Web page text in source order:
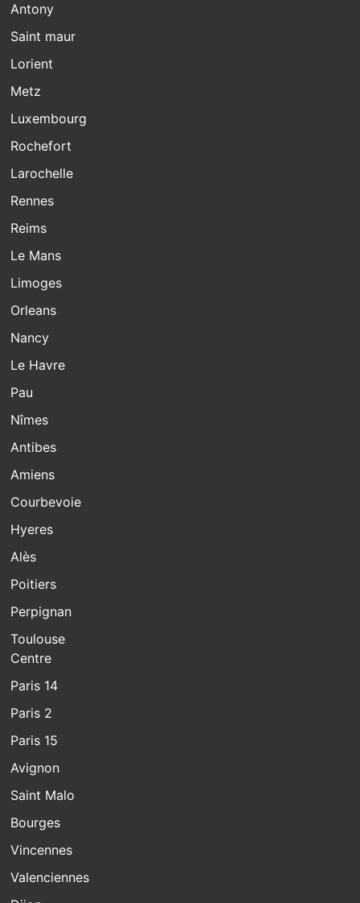
Antony
Saint maur
Lorient
Metz
Luxembourg
Rochefort
Larochelle
Rennes
Reims
Le Mans
Limoges
Orleans
Nancy
Le Havre
Pau
Nîmes
Antibes
Amiens
Courbevoie
Hyeres
Alès
Poitiers
Perpignan
Toulouse
Centre
Paris 14
Paris 2
Paris 15
Avignon
Saint Malo
Bourges
Vincennes
Valenciennes